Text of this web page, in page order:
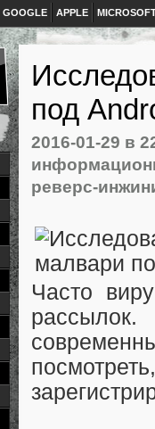
GOOGLE APPLE
под
2016-01-29 в
реверс-
Часто